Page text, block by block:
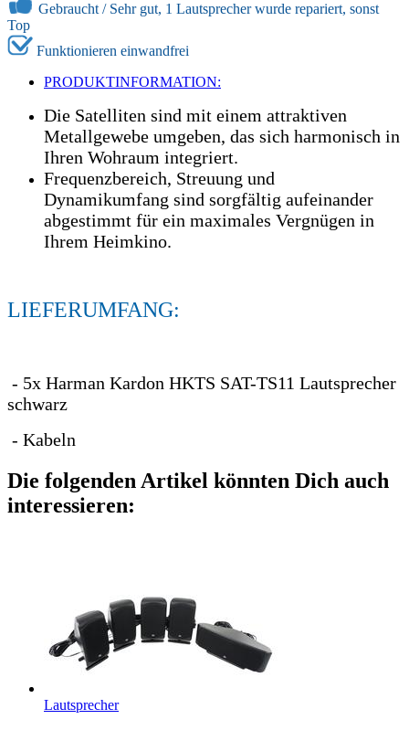
Gebraucht / Sehr gut, 1 Lautsprecher wurde repariert, sonst
Top
Funktionieren einwandfrei
PRODUKTINFORMATION:
Die Satelliten sind mit einem attraktiven
Metallgewebe umgeben, das sich harmonisch in
Ihren Wohraum integriert.
Frequenzbereich, Streuung und
Dynamikumfang sind sorgfältig aufeinander
abgestimmt für ein maximales Vergnügen in
Ihrem Heimkino.
LIEFERUMFANG:
- 5x Harman Kardon HKTS SAT-TS11 Lautsprecher
schwarz
- Kabeln
Die folgenden Artikel könnten Dich auch
interessieren:
Lautsprecher